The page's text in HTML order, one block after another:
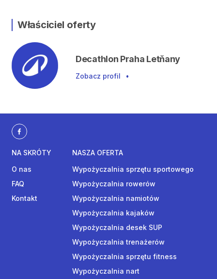
Właściciel oferty
Decathlon Praha Letňany
Zobacz profil •
NA SKRÓTY
O nas
FAQ
Kontakt
NASZA OFERTA
Wypożyczalnia sprzętu sportowego
Wypożyczalnia rowerów
Wypożyczalnia namiotów
Wypożyczalnia kajaków
Wypożyczalnia desek SUP
Wypożyczalnia trenażerów
Wypożyczalnia sprzętu fitness
Wypożyczalnia nart